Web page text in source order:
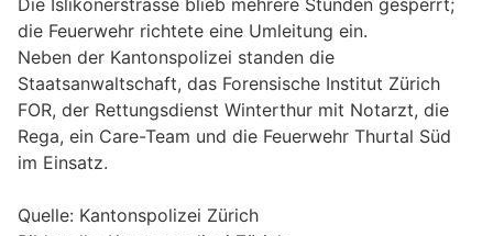
Die Islikonerstrasse blieb mehrere Stunden gesperrt;
die Feuerwehr richtete eine Umleitung ein.
Neben der Kantonspolizei standen die
Staatsanwaltschaft, das Forensische Institut Zürich
FOR, der Rettungsdienst Winterthur mit Notarzt, die
Rega, ein Care-Team und die Feuerwehr Thurtal Süd
im Einsatz.
Quelle: Kantonspolizei Zürich